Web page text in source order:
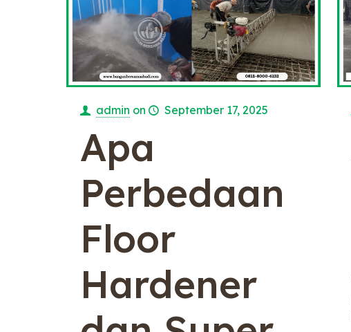
admin on September 17, 2025
Apa
Perbedaan
Floor
Hardener